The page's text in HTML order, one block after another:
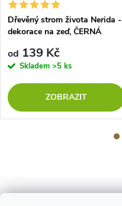
Dřevěný strom života Nerida -
dekorace na zeď, ČERNÁ
od 139 Kč
Skladem >5 ks
ZOBRAZIT